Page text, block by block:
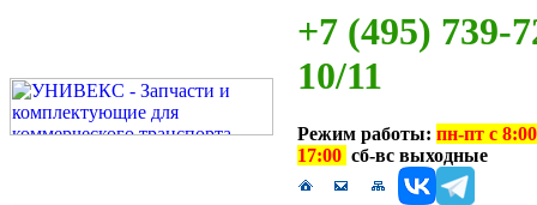
+7 (495) 739-
10/11
Режим работы: пн-пт с
17:00 сб-вс выходные